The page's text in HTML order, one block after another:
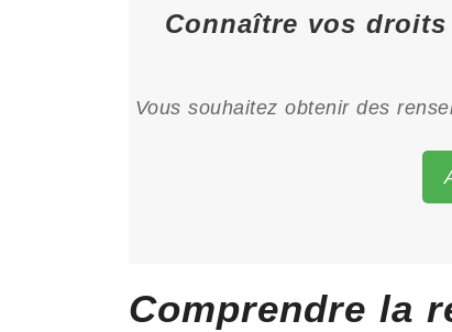
Connaître vos droits
Vous souhaitez obtenir des
Comprendre la